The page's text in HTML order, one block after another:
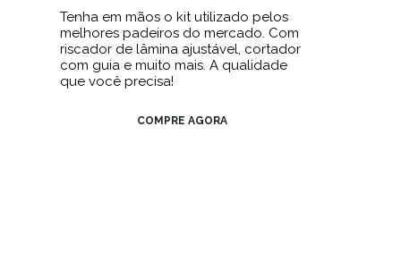
Tenha em mãos o kit utilizado pelos
melhores padeiros do mercado. Com
riscador de lâmina ajustável, cortador
com guia e muito mais. A qualidade
que você precisa!
COMPRE AGORA